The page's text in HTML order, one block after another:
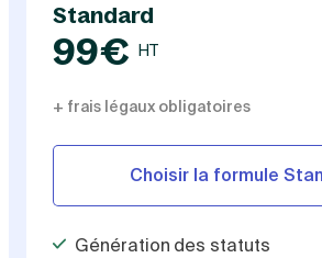
Standard
99€ HT
+ frais légaux obligatoires
Choisir la formule
Génération des statuts